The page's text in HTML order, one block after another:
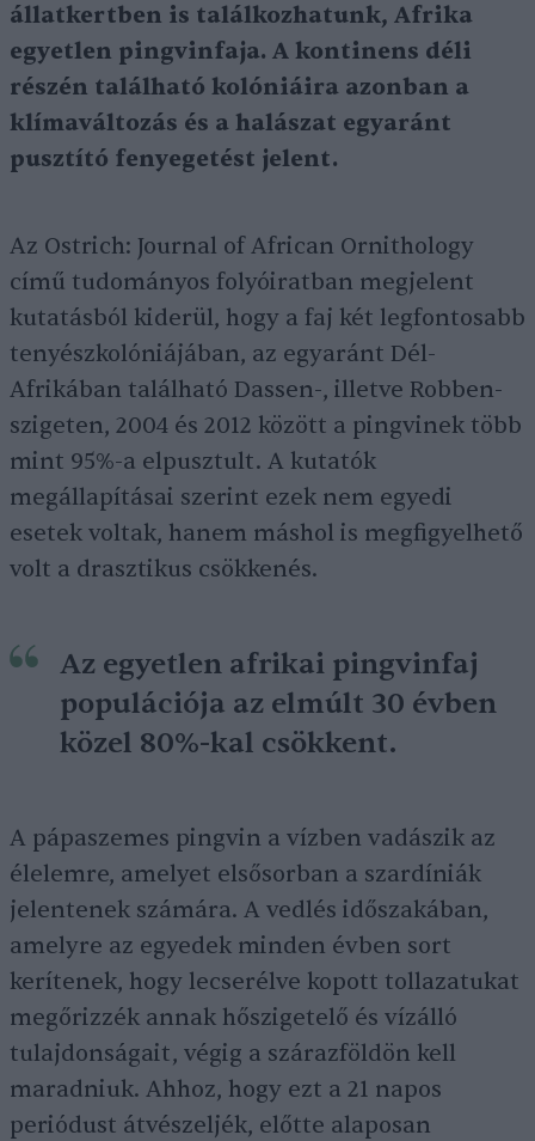
állatkertben is találkozhatunk, Afrika
egyetlen pingvinfaja. A kontinens déli
részén található kolóniáira azonban a
klímaváltozás és a halászat egyaránt
pusztító fenyegetést jelent.
Az Ostrich: Journal of African Ornithology
című tudományos folyóiratban megjelent
kutatásból kiderül, hogy a faj két legfontosabb
tenyészkolóniájában, az egyaránt Dél-
Afrikában található Dassen-, illetve Robben-
szigeten, 2004 és 2012 között a pingvinek több
mint 95%-a elpusztult. A kutatók
megállapításai szerint ezek nem egyedi
esetek voltak, hanem máshol is megfigyelhető
volt a drasztikus csökkenés.
Az egyetlen afrikai pingvinfaj
populációja az elmúlt 30 évben
közel 80%-kal csökkent.
A pápaszemes pingvin a vízben vadászik az
élelemre, amelyet elsősorban a szardíniák
jelentenek számára. A vedlés időszakában,
amelyre az egyedek minden évben sort
kerítenek, hogy lecserélve kopott tollazatukat
megőrizzék annak hőszigetelő és vízálló
tulajdonságait, végig a szárazföldön kell
maradniuk. Ahhoz, hogy ezt a 21 napos
periódust átvészeljék, előtte alaposan